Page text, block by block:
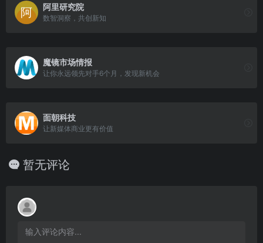
阿里研究院
数智洞察，共创新知
魔镜市场情报
让你永远领先对手6个月，发现新机会
面朝科技
让新媒体商业更有价值
暂无评论